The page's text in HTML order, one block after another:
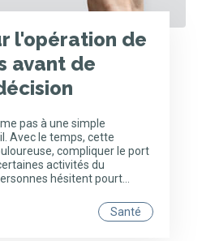
l'opération de
avant de
pas à une simple
Avec le temps, cette
compliquer le port
activités du
hésitent pourt…
Santé